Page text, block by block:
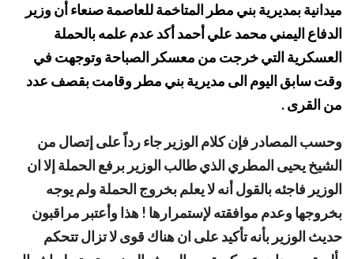
ميدانية بمديرية بني مطر المتاخمة للعاصمة صنعاء أن وزير
الدفاع اليمني محمد علي أحمد أكد عدم علمه بالحملة
العسكرية التي خرجت من معسكر الصباحة وتوجهت في
وقت سابق اليوم الى مديرية بني مطر وقامت بقصف عدد
من القرى .
وحسب المصادر فإن كلام الوزير جاء رداً على إتصال من
الشيخ يحيى المطري الذي طالب الوزير برفع الحملة إلا ان
الوزير فاجئه بالقول أنه لا يعلم بخروج الحملة ولم يوجه
بخروجها وعدم موافقته لإستمرارها ! هذا وأعتبر مراقبون
حديث الوزير بأنه تأكيد على ان هناك قوى لا تزال تتحكم